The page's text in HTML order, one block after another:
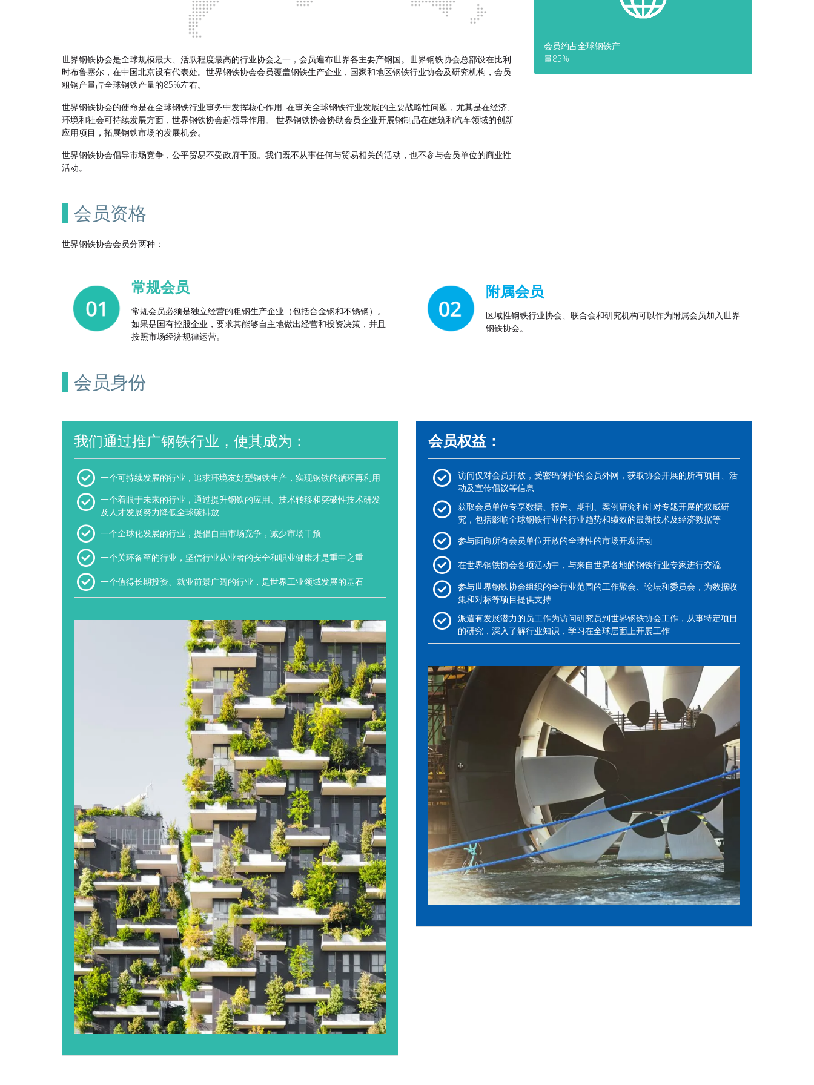
世界钢铁协会是全球规模最大、活跃程度最高的行业协会之一，会员遍布世界各主要产钢国。世界钢铁协会总部设在比利
时布鲁塞尔，在中国北京设有代表处。世界钢铁协会会员覆盖钢铁生产企业，国家和地区钢铁行业协会及研究机构，会员
粗钢产量占全球钢铁产量的85%左右。
世界钢铁协会的使命是在全球钢铁行业事务中发挥核心作用, 在事关全球钢铁行业发展的主要战略性问题，尤其是在经济、
环境和社会可持续发展方面，世界钢铁协会起领导作用。 世界钢铁协会协助会员企业开展钢制品在建筑和汽车领域的创新
应用项目，拓展钢铁市场的发展机会。
世界钢铁协会倡导市场竞争，公平贸易不受政府干预。我们既不从事任何与贸易相关的活动，也不参与会员单位的商业性
活动。
会员约占全球钢铁产
量85%
会员资格
世界钢铁协会会员分两种：
常规会员
常规会员必须是独立经营的粗钢生产企业（包括合金钢和不锈钢）。
如果是国有控股企业，要求其能够自主地做出经营和投资决策，并且
按照市场经济规律运营。
附属会员
区域性钢铁行业协会、联合会和研究机构可以作为附属会员加入世界
钢铁协会。
会员身份
我们通过推广钢铁行业，使其成为：
一个可持续发展的行业，追求环境友好型钢铁生产，实现钢铁的循环再利用
一个着眼于未来的行业，通过提升钢铁的应用、技术转移和突破性技术研发
及人才发展努力降低全球碳排放
一个全球化发展的行业，提倡自由市场竞争，减少市场干预
一个关环备至的行业，坚信行业从业者的安全和职业健康才是重中之重
一个值得长期投资、就业前景广阔的行业，是世界工业领域发展的基石
会员权益：
访问仅对会员开放，受密码保护的会员外网，获取协会开展的所有项目、活
动及宣传倡议等信息
获取会员单位专享数据、报告、期刊、案例研究和针对专题开展的权威研
究，包括影响全球钢铁行业的行业趋势和绩效的最新技术及经济数据等
参与面向所有会员单位开放的全球性的市场开发活动
在世界钢铁协会各项活动中，与来自世界各地的钢铁行业专家进行交流
参与世界钢铁协会组织的全行业范围的工作聚会、论坛和委员会，为数据收
集和对标等项目提供支持
派遣有发展潜力的员工作为访问研究员到世界钢铁协会工作，从事特定项目
的研究，深入了解行业知识，学习在全球层面上开展工作